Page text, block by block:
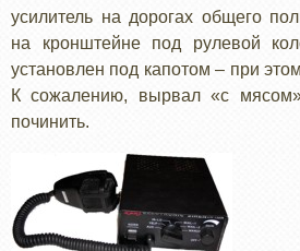
усилитель на дорогах общего
на кронштейне под рулевой
установлен под капотом – при
К сожалению, вырвал «с
починить.